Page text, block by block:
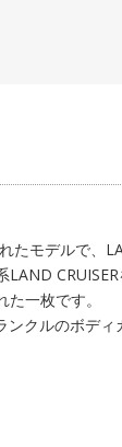
モデルで、
一枚です。
クルのボデ